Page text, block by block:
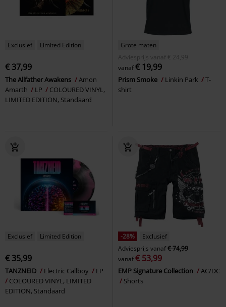
Exclusief Limited Edition
€ 37,99
The Allfather Awakens
Amon
Amarth
LP
COLOURED VINYL,
LIMITED EDITION, Standaard
Grote maten
Adviesprijs
vanaf € 24,99
vanaf€ 19,99
Prism Smoke Linkin Park
T-
shirt
Exclusief Limited Edition
€ 35,99
TANZNEID Electric Callboy
LP
COLOURED VINYL, LIMITED
EDITION, Standaard
-28%
Exclusief
Adviesprijs vanaf€ 74,99
vanaf€ 53,99
EMP Signature Collection
AC/DC
Shorts